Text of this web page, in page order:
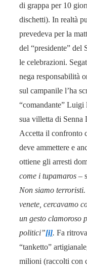
di grappa per 10
dischetti). In realtà
prevedeva per la
del “presidente” del
le celebrazioni.
nega responsabilità
sul campanile l’ha
“comandante” Luigi
sua villetta di Senna
Accetta il confronto
deve ammettere e
ottiene gli arresti
come i tupamaros –
Non siamo terroristi.
venete, cercavamo
un gesto clamoroso
politici”[i]. Fa
“tanketto”
milioni (raccolti con